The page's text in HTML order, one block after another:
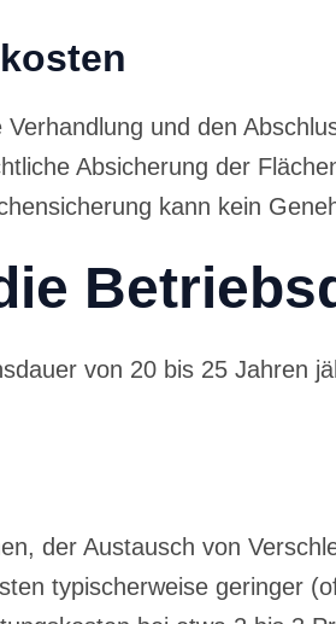
und den
Absicherung der
kann kein
von 20 bis 25 Jahren
der Austausch von
typischerweise geringer